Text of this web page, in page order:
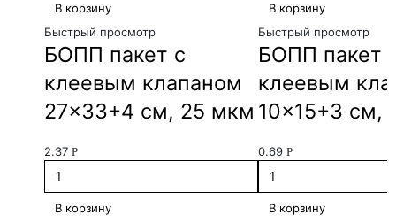
В корзину
Быстрый просмотр
БОПП пакет с
клеевым клапаном
27×33+4 см, 25 мкм
2.37 Р
В корзину
В корзину
Быстрый просмотр
БОПП пакет
клеевым
10×15+3 см,
0.69 Р
В корзину